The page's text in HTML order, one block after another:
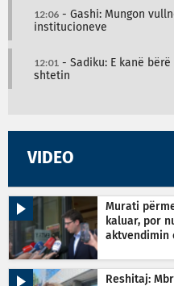
12:06 - Gashi: Mungon
institucioneve
12:01 - Sadiku: E kanë
shtetin
VIDEO
Murati
kaluar, por
aktvendimin
Reshitaj: